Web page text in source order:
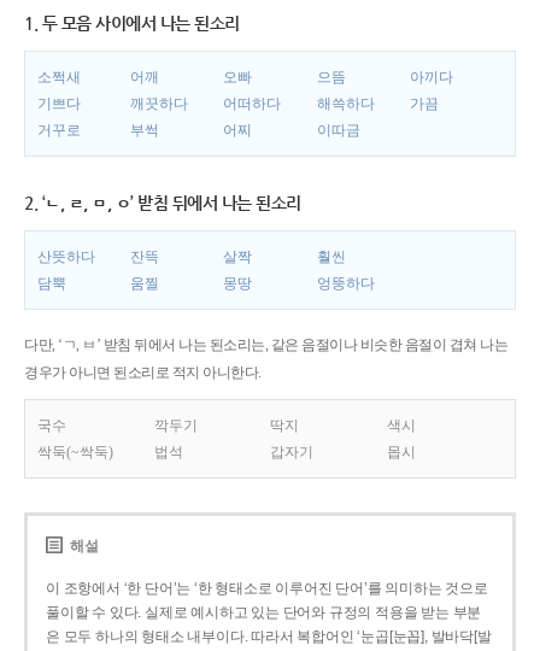
1. 두 모음 사이에서 나는 된소리
소쩍새 어깨 오빠 으뜸
아끼다
기쁘다
깨끗하다 어떠하다 해쓱하다
가끔
거꾸로
부썩 어찌 이따금
2. ‘ㄴ, ㄹ, ㅁ, ㅇ’ 받침 뒤에서 나는 된소리
산뜻하다 잔뜩 살짝
훨씬
담뿍
움찔 몽땅 엉뚱하다
다만, ‘ㄱ, ㅂ’ 받침 뒤에서 나는 된소리는, 같은 음절이나 비슷한 음절이 겹쳐 나는
경우가 아니면 된소리로 적지 아니한다.
국수 깍두기 딱지
색시
싹둑(~싹둑)
법석 갑자기 몹시
해설
이 조항에서 ‘한 단어’는 ‘한 형태소로 이루어진 단어’를 의미하는 것으로
풀이할 수 있다. 실제로 예시하고 있는 단어와 규정의 적용을 받는 부분
은 모두 하나의 형태소 내부이다. 따라서 복합어인 ‘눈곱[눈꼽], 발바닥[발